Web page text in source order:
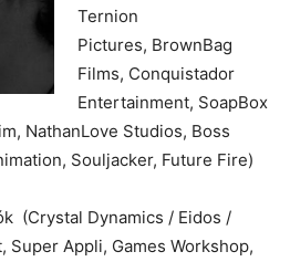
Ternion
Pictures, BrownBag
Films, Conquistador
Entertainment, SoapBox
NathanLove Studios, Boss
Souljacker, Future Fire)
(Crystal Dynamics / Eidos /
Super Appli, Games Workshop,